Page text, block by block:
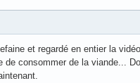
et regardé en entier la
de consommer de la viande...